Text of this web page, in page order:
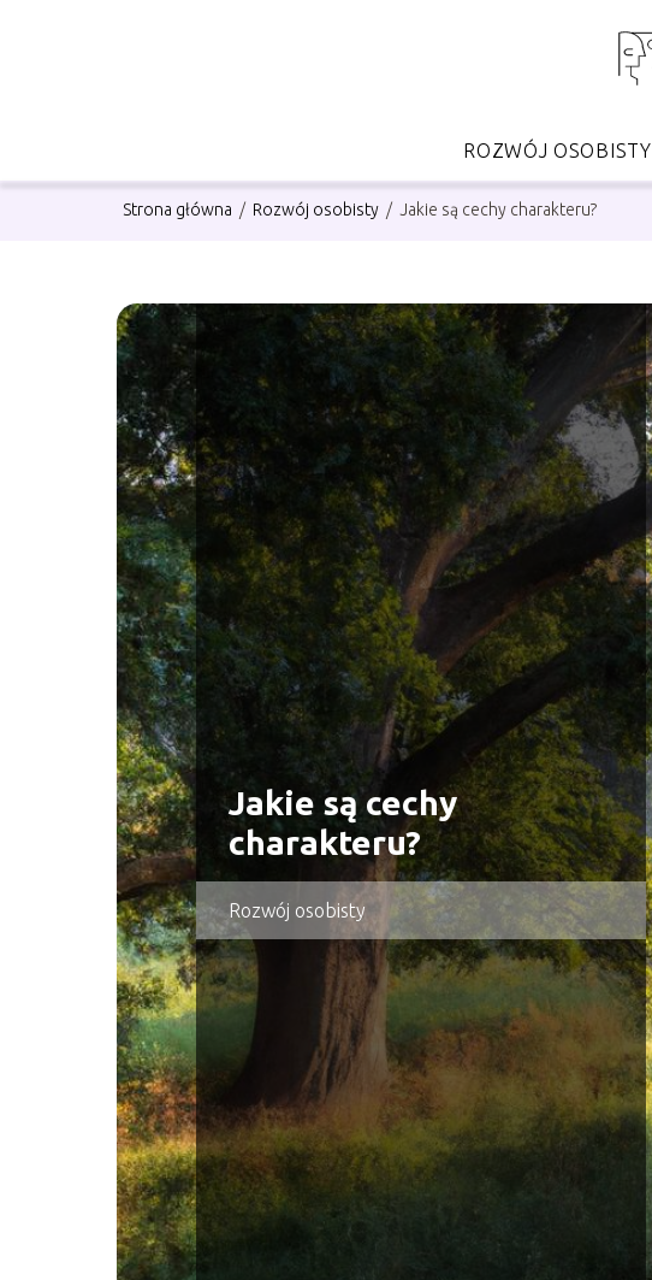
ROZWÓJ OSOBISTY
Strona główna / Rozwój osobisty / Jakie są cechy charakteru?
Jakie są cechy
charakteru?
Rozwój osobisty